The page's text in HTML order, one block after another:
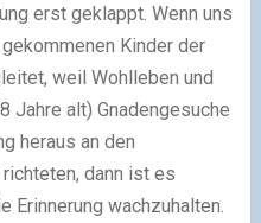
erst geklappt. Wenn uns
Kinder der
weil Wohlleben und
Jahre alt) Gnadengesuche
heraus an den
dann ist es
Erinnerung wachzuhalten.